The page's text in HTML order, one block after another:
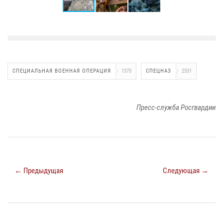
СПЕЦИАЛЬНАЯ ВОЕННАЯ ОПЕРАЦИЯ 1375 СПЕЦНАЗ 2531
Пресс-служба Росгвардии
← Предыдущая Следующая →